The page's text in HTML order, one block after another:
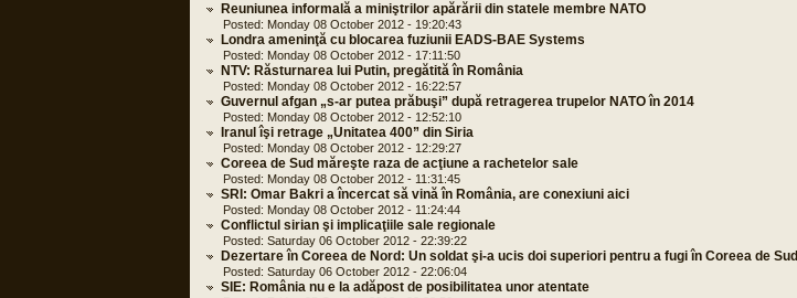
Reuniunea informală a miniştrilor apărării din statele membre NATO
Posted: Monday 08 October 2012 - 19:20:43
Londra ameninţă cu blocarea fuziunii EADS-BAE Systems
Posted: Monday 08 October 2012 - 17:11:50
NTV: Răsturnarea lui Putin, pregătită în România
Posted: Monday 08 October 2012 - 16:22:57
Guvernul afgan „s-ar putea prăbuşi” după retragerea trupelor NATO în 2014
Posted: Monday 08 October 2012 - 12:52:10
Iranul îşi retrage „Unitatea 400” din Siria
Posted: Monday 08 October 2012 - 12:29:27
Coreea de Sud măreşte raza de acţiune a rachetelor sale
Posted: Monday 08 October 2012 - 11:31:45
SRI: Omar Bakri a încercat să vină în România, are conexiuni aici
Posted: Monday 08 October 2012 - 11:24:44
Conflictul sirian şi implicaţiile sale regionale
Posted: Saturday 06 October 2012 - 22:39:22
Dezertare în Coreea de Nord: Un soldat şi-a ucis doi superiori pentru a fugi în Coreea de Sud
Posted: Saturday 06 October 2012 - 22:06:04
SIE: România nu e la adăpost de posibilitatea unor atentate